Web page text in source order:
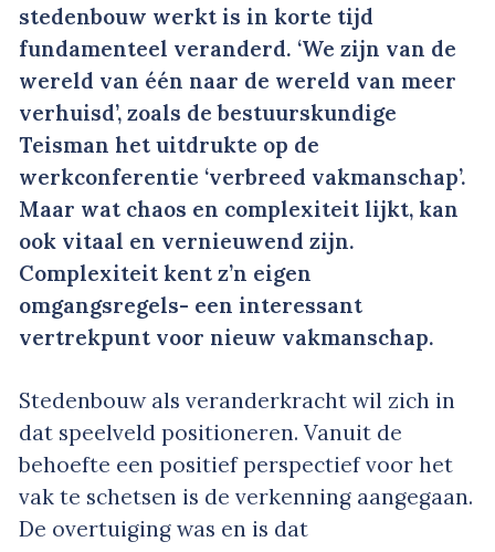
stedenbouw werkt is in korte tijd
fundamenteel veranderd. ‘We zijn van de
wereld van één naar de wereld van meer
verhuisd’, zoals de bestuurskundige
Teisman het uitdrukte op de
werkconferentie ‘verbreed vakmanschap’.
Maar wat chaos en complexiteit lijkt, kan
ook vitaal en vernieuwend zijn.
Complexiteit kent z’n eigen
omgangsregels- een interessant
vertrekpunt voor nieuw vakmanschap.
Stedenbouw als veranderkracht wil zich in
dat speelveld positioneren. Vanuit de
behoefte een positief perspectief voor het
vak te schetsen is de verkenning aangegaan.
De overtuiging was en is dat